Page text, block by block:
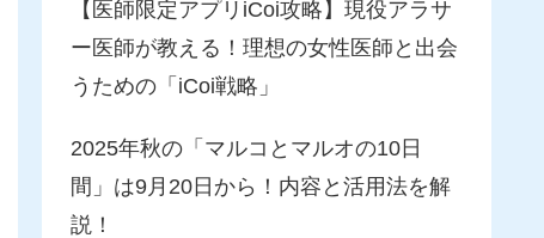
【医師限定アプリiCoi攻略】現役アラサ
ー医師が教える！理想の女性医師と出会
うための「iCoi戦略」
2025年秋の「マルコとマルオの10日
間」は9月20日から！内容と活用法を解
説！